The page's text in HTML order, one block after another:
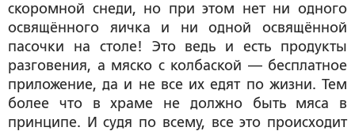
скоромной снеди, но при этом нет ни одного
освящённого яичка и ни одной освящённой
пасочки на столе! Это ведь и есть продукты
разговения, а мяско с колбаской — бесплатное
приложение, да и не все их едят по жизни. Тем
более что в храме не должно быть мяса в
принципе. И судя по всему, все это происходит